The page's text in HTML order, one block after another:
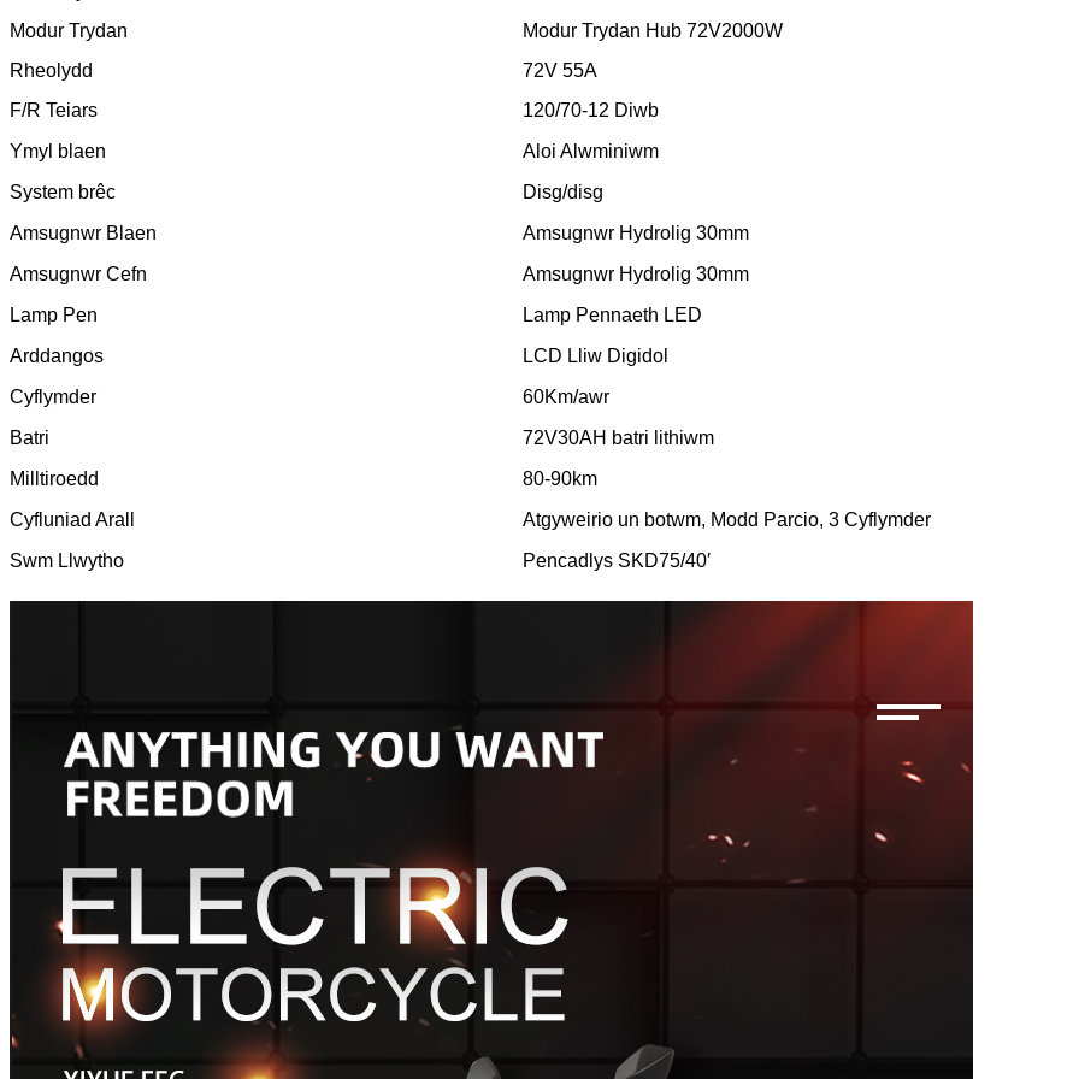
Modur Trydan
Modur Trydan Hub 72V2000W
Rheolydd
72V 55A
F/R Teiars
120/70-12 Diwb
Ymyl blaen
Aloi Alwminiwm
System brêc
Disg/disg
Amsugnwr Blaen
Amsugnwr Hydrolig 30mm
Amsugnwr Cefn
Amsugnwr Hydrolig 30mm
Lamp Pen
Lamp Pennaeth LED
Arddangos
LCD Lliw Digidol
Cyflymder
60Km/awr
Batri
72V30AH batri lithiwm
Milltiroedd
80-90km
Cyfluniad Arall
Atgyweirio un botwm, Modd Parcio, 3 Cyflymder
Swm Llwytho
Pencadlys SKD75/40′